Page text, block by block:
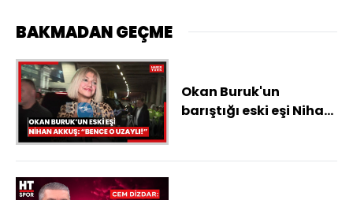
BAKMADAN GEÇME
Okan Buruk'un
barıştığı eski eşi Nihan